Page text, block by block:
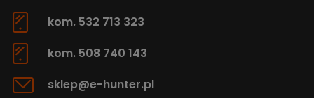
kom. 532 713 323
kom. 508 740 143
sklep@e-hunter.pl